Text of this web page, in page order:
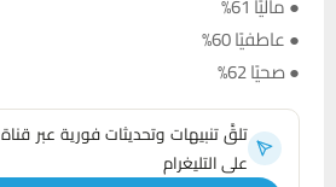
● عاطفيًا 60%
● صحيًا 62%
تلقَّ تنبيهات وتحديثات فورية عبر قناة
على التليغرام